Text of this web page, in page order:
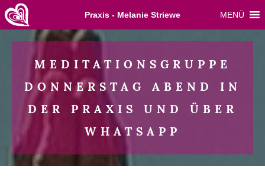
Skip
to
Praxis - Melanie Striewe MENÜ
MEDITATIONSGRUPPE
DONNERSTAG ABEND IN
DER PRAXIS UND ÜBER
WHATSAPP